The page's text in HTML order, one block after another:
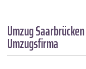
Umzug Saarbrücken
Umzugsfirma